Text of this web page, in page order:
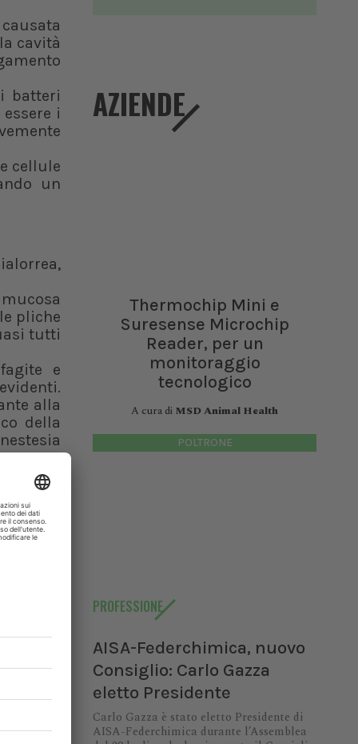
cavità
batteri
i
cellule
un
pliche
tutti
e
alla
della
deve
sono
vista
una
con
AZIENDE
Thermochip Mini e
Suresense Microchip
Reader, per un
monitoraggio
tecnologico
A cura di MSD Animal Health
POLTRONE
PROFESSIONE
AISA-Federchimica, nuovo
Consiglio: Carlo Gazza
eletto Presidente
Carlo Gazza è stato eletto Presidente di
AISA-Federchimica durante l’Assemblea